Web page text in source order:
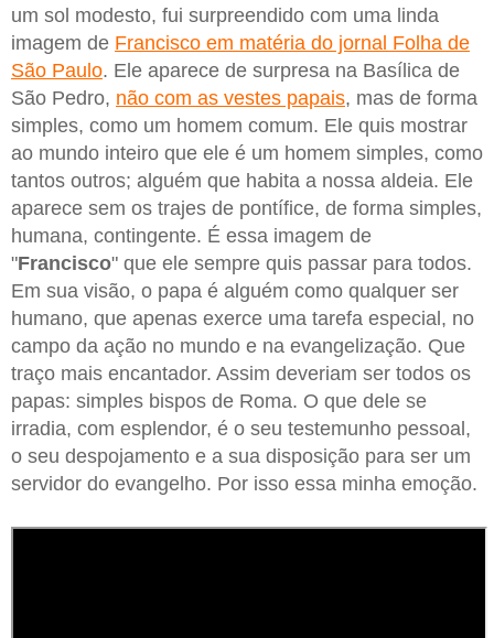
um sol modesto, fui surpreendido com uma linda
imagem de Francisco em matéria do jornal Folha de
São Paulo. Ele aparece de surpresa na Basílica de
São Pedro, não com as vestes papais, mas de forma
simples, como um homem comum. Ele quis mostrar
ao mundo inteiro que ele é um homem simples, como
tantos outros; alguém que habita a nossa aldeia. Ele
aparece sem os trajes de pontífice, de forma simples,
humana, contingente. É essa imagem de
"Francisco" que ele sempre quis passar para todos.
Em sua visão, o papa é alguém como qualquer ser
humano, que apenas exerce uma tarefa especial, no
campo da ação no mundo e na evangelização. Que
traço mais encantador. Assim deveriam ser todos os
papas: simples bispos de Roma. O que dele se
irradia, com esplendor, é o seu testemunho pessoal,
o seu despojamento e a sua disposição para ser um
servidor do evangelho. Por isso essa minha emoção.